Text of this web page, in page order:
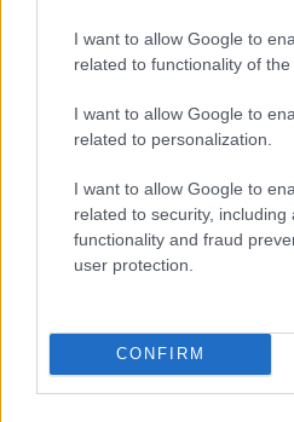
I want to allow Google to
related to functionality of the
I want to allow Google to
related to personalization.
I want to allow Google to
related to security, including
functionality and fraud
user protection.
CONFIRM
LIFESTYLE07·08·2026 18:48